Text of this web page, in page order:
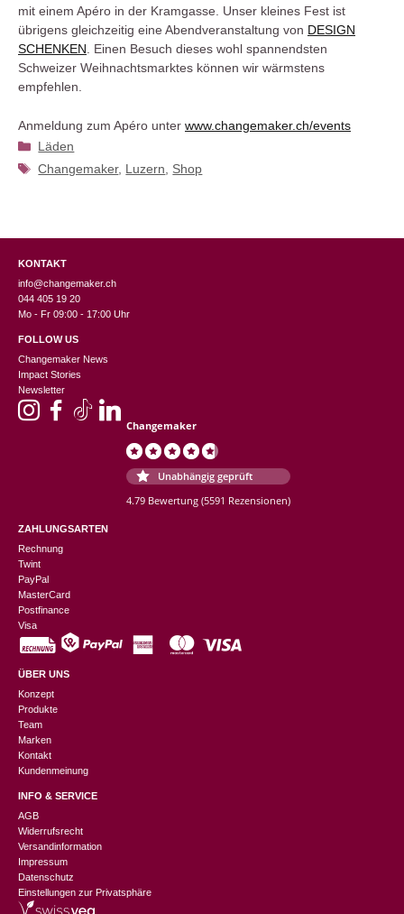
mit einem Apéro in der Kramgasse. Unser kleines Fest ist
übrigens gleichzeitig eine Abendveranstaltung von DESIGN
SCHENKEN . Einen Besuch dieses wohl spannendsten
Schweizer Weihnachtsmarktes können wir wärmstens
empfehlen.
Anmeldung zum Apéro unter www.changemaker.ch/events
Kategorien
Läden
Schlagwörter
Changemaker, Luzern Shop
KONTAKT
info@changemaker.ch
044 405 19 20
Mo - Fr 09:00 - 17:00 Uhr
FOLLOW US
Changemaker News
Impact Stories
Newsletter
Changemaker
Unabhängig geprüft
4.79 Bewertung (5591 Rezensionen)
ZAHLUNGSARTEN
Rechnung
Twint
PayPal
MasterCard
Postfinance
Visa
ÜBER UNS
Konzept
Produkte
Team
Marken
Kontakt
Kundenmeinung
INFO & SERVICE
AGB
Widerrufsrecht
Versandinformation
Impressum
Datenschutz
Einstellungen zur Privatsphäre